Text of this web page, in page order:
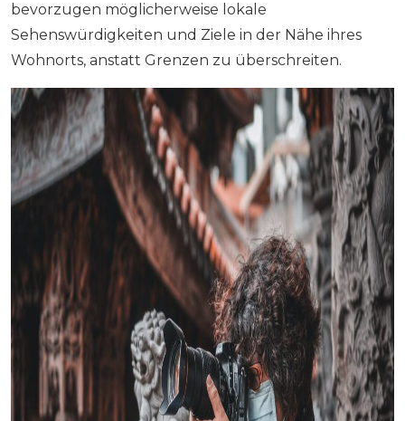
bevorzugen möglicherweise lokale
Sehenswürdigkeiten und Ziele in der Nähe ihres
Wohnorts, anstatt Grenzen zu überschreiten.